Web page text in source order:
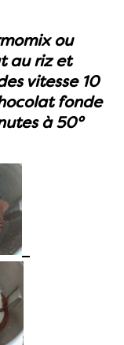
ou
au riz et
vitesse 10
fonde
à 50°